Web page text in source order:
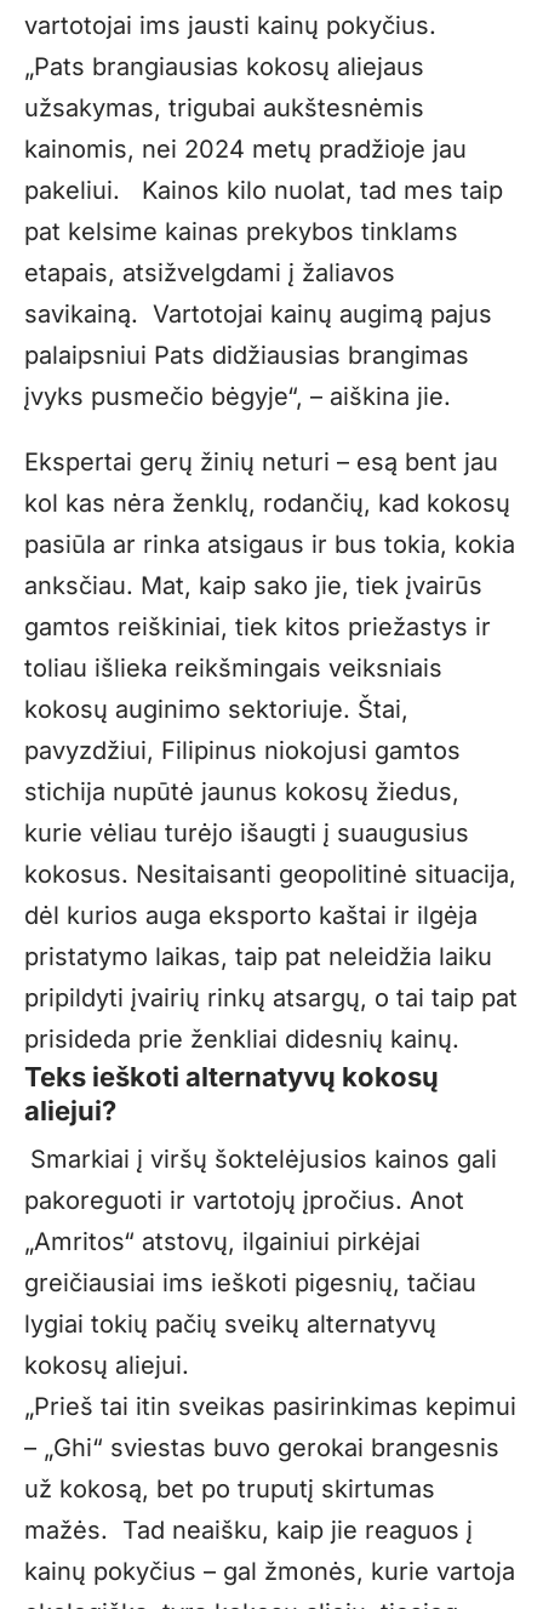
vartotojai ims jausti kainų pokyčius.
„Pats brangiausias kokosų aliejaus
užsakymas, trigubai aukštesnėmis
kainomis, nei 2024 metų pradžioje jau
pakeliui. Kainos kilo nuolat, tad mes taip
pat kelsime kainas prekybos tinklams
etapais, atsižvelgdami į žaliavos
savikainą. Vartotojai kainų augimą pajus
palaipsniui Pats didžiausias brangimas
įvyks pusmečio bėgyje“, – aiškina jie.
Ekspertai gerų žinių neturi – esą bent jau
kol kas nėra ženklų, rodančių, kad kokosų
pasiūla ar rinka atsigaus ir bus tokia, kokia
anksčiau. Mat, kaip sako jie, tiek įvairūs
gamtos reiškiniai, tiek kitos priežastys ir
toliau išlieka reikšmingais veiksniais
kokosų auginimo sektoriuje. Štai,
pavyzdžiui, Filipinus niokojusi gamtos
stichija nupūtė jaunus kokosų žiedus,
kurie vėliau turėjo išaugti į suaugusius
kokosus. Nesitaisanti geopolitinė situacija,
dėl kurios auga eksporto kaštai ir ilgėja
pristatymo laikas, taip pat neleidžia laiku
pripildyti įvairių rinkų atsargų, o tai taip pat
prisideda prie ženkliai didesnių kainų.
Teks ieškoti alternatyvų kokosų
aliejui?
Smarkiai į viršų šoktelėjusios kainos gali
pakoreguoti ir vartotojų įpročius. Anot
„Amritos“ atstovų, ilgainiui pirkėjai
greičiausiai ims ieškoti pigesnių, tačiau
lygiai tokių pačių sveikų alternatyvų
kokosų aliejui.
„Prieš tai itin sveikas pasirinkimas kepimui
– „Ghi“ sviestas buvo gerokai brangesnis
už kokosą, bet po truputį skirtumas
mažės. Tad neaišku, kaip jie reaguos į
kainų pokyčius – gal žmonės, kurie vartoja